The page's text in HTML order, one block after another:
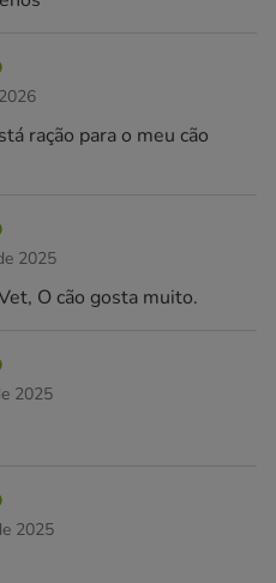
ração para o meu cão
2025
O cão gosta muito.
2025
2025